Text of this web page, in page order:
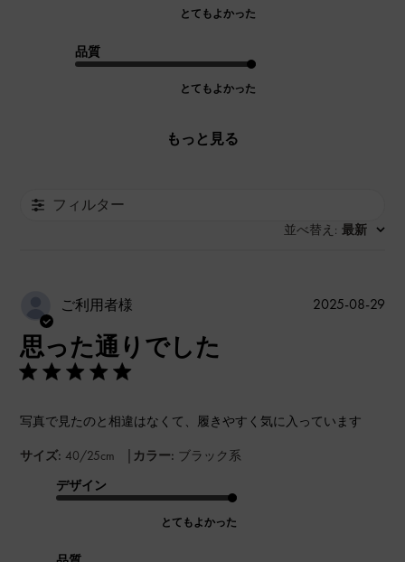
とてもよかった
品質
とてもよかった
もっと見る
フィルター
並べ替え : 最新
ご利用者様
思った通りでした
写真で見たのと相違はなくて、履きやすく気に入っています
サイズ: 40/25cm | カラー: ブラック系
デザイン
とてもよかった
公
2025-08-29